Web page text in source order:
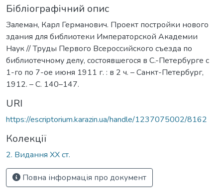
Бібліографічний опис
Залеман, Карл Германович. Проект постройки нового
здания для библиотеки Императорской Академии
Наук // Труды Первого Всероссийского съезда по
библиотечному делу, состоявшегося в С.-Петербурге с
1-го по 7-ое июня 1911 г. : в 2 ч. – Санкт-Петербург,
1912. – С. 140–147.
URI
https://escriptorium.karazin.ua/handle/1237075002/8162
Колекції
2. Видання ХХ ст.
Повна інформація про документ